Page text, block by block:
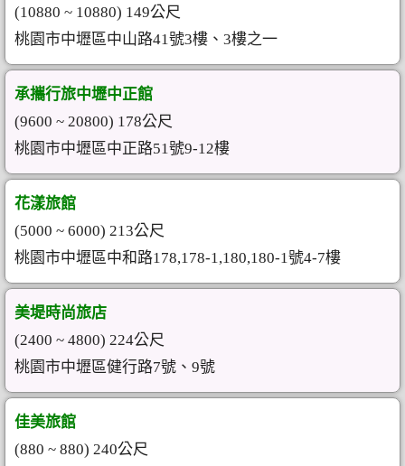
(10880 ~ 10880) 149公尺
桃園市中壢區中山路41號3樓、3樓之一
承攜行旅中壢中正館
(9600 ~ 20800) 178公尺
桃園市中壢區中正路51號9-12樓
花漾旅館
(5000 ~ 6000) 213公尺
桃園市中壢區中和路178,178-1,180,180-1號4-7樓
美堤時尚旅店
(2400 ~ 4800) 224公尺
桃園市中壢區健行路7號、9號
佳美旅館
(880 ~ 880) 240公尺